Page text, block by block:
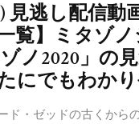
見逃し配信動
覧】ミタゾノ
ノ2020」の
にでもわかり
ド・ゼッドの古くから